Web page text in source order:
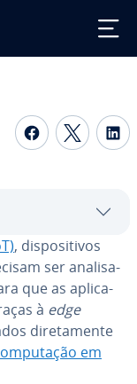
, dis­po­si­ti­vos
ser ana­li­sa­
que as apli­ca­
à edge
di­re­ta­mente
em